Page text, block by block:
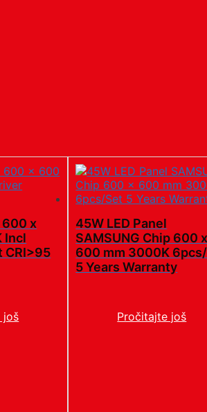
600 x
Incl
CRI>95
još
45W LED Panel
SAMSUNG Chip 600 x
600 mm 3000K
5 Years Warranty
Pročitajte još